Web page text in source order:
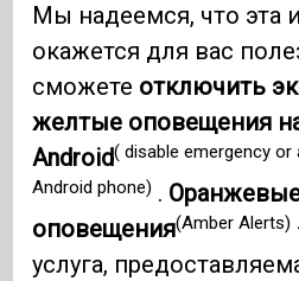
Мы надеемся, что эта
окажется для вас
сможете отключить
желтые оповещения
Android( disable emergency
Android phone) .
оповещения(Amber Alerts)
услуга,